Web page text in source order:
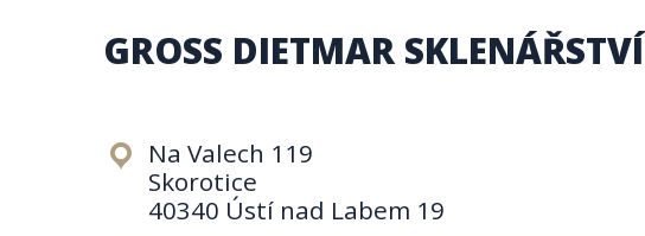
GROSS DIETMAR SKLENÁŘSTVÍ
Na Valech 119
Skorotice
40340 Ústí nad Labem 19